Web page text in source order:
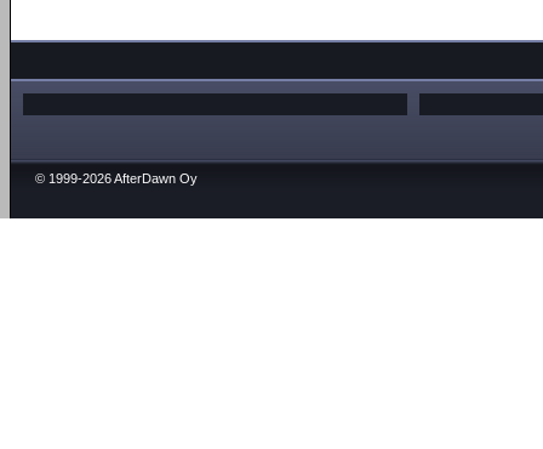
© 1999-2026 AfterDawn Oy